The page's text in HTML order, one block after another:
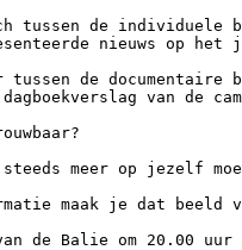
tussen de individuele
nieuws op het
de documentaire
van de
meer op jezelf
maak je dat beeld
de Balie om 20.00 uur